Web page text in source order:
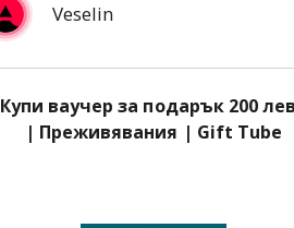
Veselin
Купи ваучер за подарък 200
| Преживявания | Gift Tube